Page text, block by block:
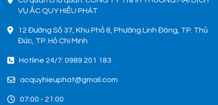
VỤ ẮC QUY HIẾU PHÁT
12 Đường Số 37, Khu Phố 8, Phường Linh Đông, TP. Thủ
Đức, TP. Hồ Chí Minh
Hotline 24/7: 0989 201 183
acquyhieuphat@gmail.com
07:00 - 21:00